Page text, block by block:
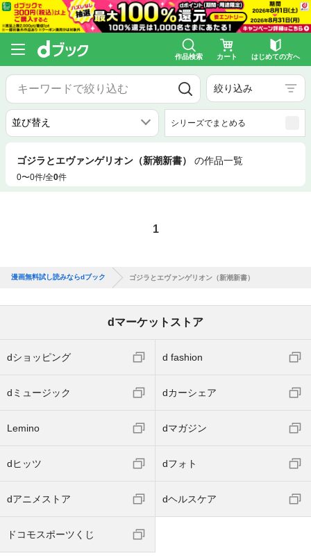
作品検索 カート はじめての方へ
絞り込み
シリーズでまとめる
ゴジラとエヴァンゲリオン（新潮新書） の作品一覧
0〜0件/全0件
1
漫画無料試し読みならdブック ゴジラとエヴァンゲリオン（新潮新書）
dマーケットストア
dショッピング d fashion
dミュージック dカーシェア
Lemino dマガジン
dヒッツ dフォト
dアニメストア dヘルスケア
ドコモスポーツくじ